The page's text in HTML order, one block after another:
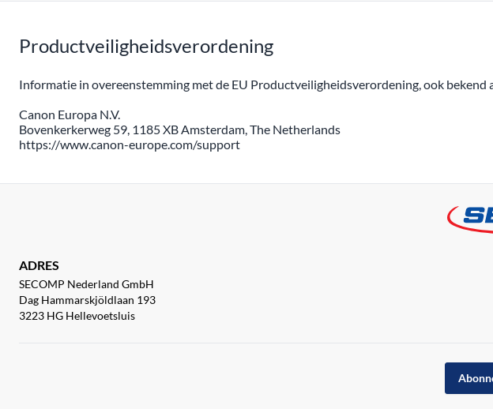
Productveiligheidsverordening
Informatie in overeenstemming met de EU Productveiligheidsverordening, ook bekend
Canon Europa N.V.
Bovenkerkerweg 59, 1185 XB Amsterdam, The Netherlands
https://www.canon-europe.com/support
ADRES
SECOMP Nederland GmbH
Dag Hammarskjöldlaan 193
3223 HG Hellevoetsluis